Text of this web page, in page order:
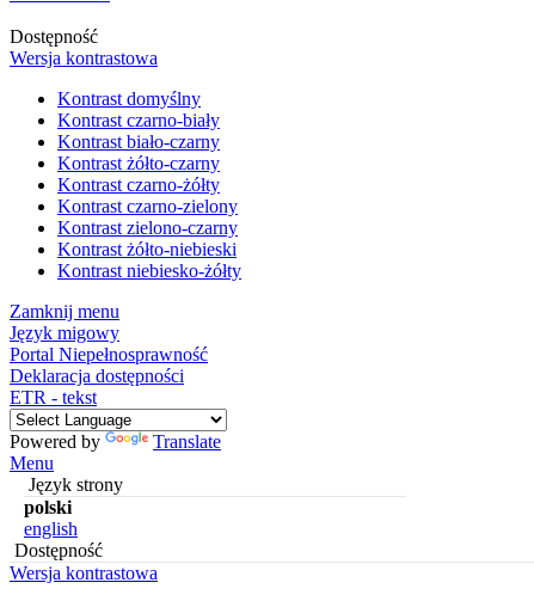
Dostępność
Wersja kontrastowa
Kontrast domyślny
Kontrast czarno-biały
Kontrast biało-czarny
Kontrast żółto-czarny
Kontrast czarno-żółty
Kontrast czarno-zielony
Kontrast zielono-czarny
Kontrast żółto-niebieski
Kontrast niebiesko-żółty
Zamknij menu
Język migowy
Portal Niepełnosprawność
Deklaracja dostępności
ETR - tekst
Powered by
Translate
Menu
Język strony
polski
english
Dostępność
Wersja kontrastowa